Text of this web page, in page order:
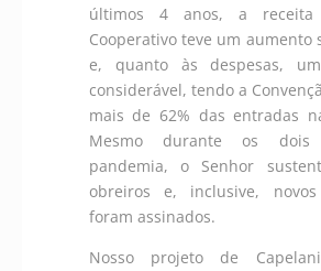
últimos 4 anos, a receita
Cooperativo teve um aumento
e, quanto às despesas,
considerável, tendo a
mais de 62% das entradas
Mesmo durante os
pandemia, o Senhor
obreiros e, inclusive, novos
foram assinados.
Nosso projeto de